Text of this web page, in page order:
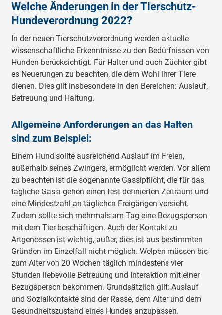
Welche Änderungen in der Tierschutz-
Hundeverordnung 2022?
In der neuen Tierschutzverordnung werden aktuelle
wissenschaftliche Erkenntnisse zu den Bedürfnissen von
Hunden berücksichtigt. Für Halter und auch Züchter gibt
es Neuerungen zu beachten, die dem Wohl ihrer Tiere
dienen. Dies gilt insbesondere in den Bereichen: Auslauf,
Betreuung und Haltung.
Allgemeine Anforderungen an das Halten
sind zum Beispiel:
Einem Hund sollte ausreichend Auslauf im Freien,
außerhalb seines Zwingers, ermöglicht werden. Vor allem
zu beachten ist die sogenannte Gassipflicht, die für das
tägliche Gassi gehen einen fest definierten Zeitraum und
eine Mindestzahl an täglichen Freigängen vorsieht.
Zudem sollte sich mehrmals am Tag eine Bezugsperson
mit dem Tier beschäftigen. Auch der Kontakt zu
Artgenossen ist wichtig, außer, dies ist aus bestimmten
Gründen im Einzelfall nicht möglich. Welpen müssen bis
zum Alter von 20 Wochen täglich mindestens vier
Stunden liebevolle Betreuung und Interaktion mit einer
Bezugsperson bekommen. Grundsätzlich gilt: Auslauf
und Sozialkontakte sind der Rasse, dem Alter und dem
Gesundheitszustand eines Hundes anzupassen.